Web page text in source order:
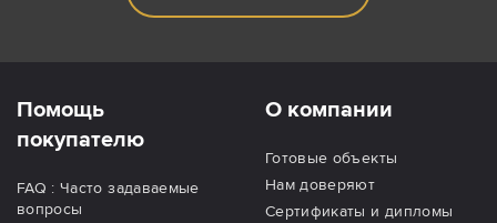
Помощь
покупателю
FAQ : Часто задаваемые
вопросы
О компании
Готовые объекты
Нам доверяют
Сертификаты и дипломы